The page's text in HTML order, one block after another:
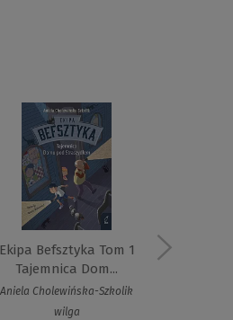
Ekipa Befsztyka Tom 1
Tajemnica Dom...
Aniela Cholewińska-Szkolik
wilga